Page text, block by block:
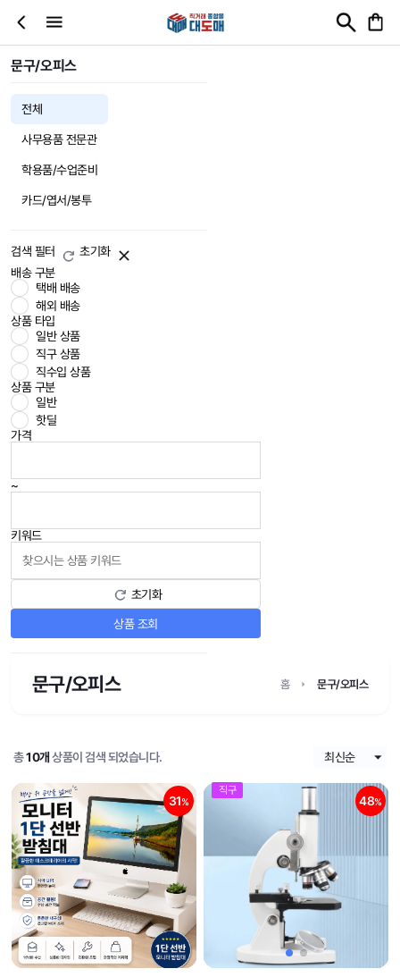
문구/오피스
전체
사무용품 전문관
학용품/수업준비
카드/엽서/봉투
검색 필터
초기화
배송 구분
택배 배송
해외 배송
상품 타입
일반 상품
직구 상품
직수입 상품
상품 구분
일반
핫딜
가격
~
키워드
초기화
상품 조회
문구/오피스 홈 문구/오피스
총10개 상품이 검색 되었습니다.
31%
직구
48%